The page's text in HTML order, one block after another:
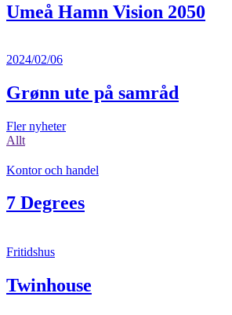
Umeå Hamn Vision 2050
2024/02/06
Grønn ute på samråd
Fler nyheter
Allt
Kontor och handel
7 Degrees
Fritidshus
Twinhouse